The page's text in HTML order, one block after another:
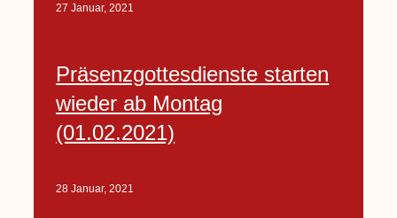
27 Januar, 2021
Präsenzgottesdienste starten
wieder ab Montag
(01.02.2021)
28 Januar, 2021